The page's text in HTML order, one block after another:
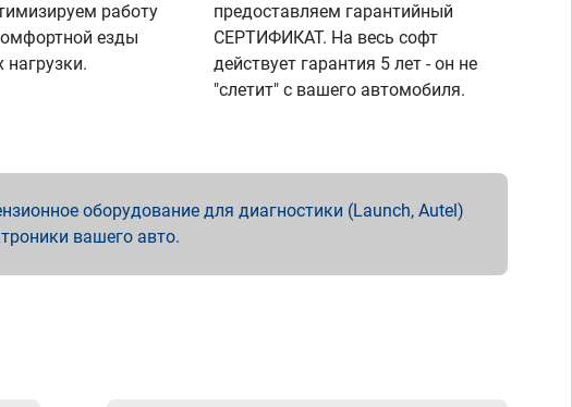
работу
езды
нагрузки.
предоставляем гарантийный
СЕРТИФИКАТ. На весь софт
действует гарантия 5 лет - он не
"слетит" с вашего автомобиля.
оборудование для диагностики (Launch, Autel)
вашего авто.